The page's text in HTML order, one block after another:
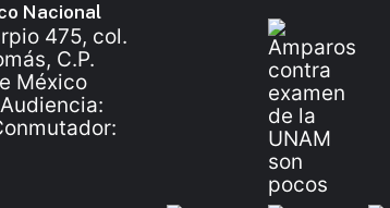
Nacional
475, col.
C.P.
México